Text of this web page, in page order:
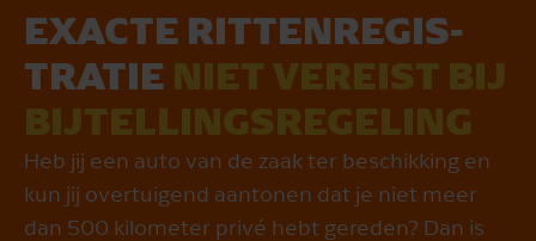
EX­AC­TE RIT­TEN­RE­GIS­
TRA­TIE NIET VER­EIST BIJ
BIJ­TEL­LINGS­RE­GE­LING
Heb jij een auto van de zaak ter beschikking en
kun jij overtuigend aantonen dat je niet meer
dan 500 kilometer privé hebt gereden? Dan is